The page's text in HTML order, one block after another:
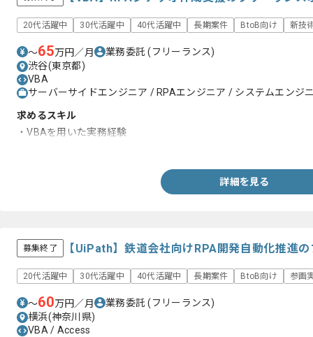
20代活躍中 30代活躍中 40代活躍中 長期案件 BtoB向け 新技
〜65万円／月 業務委託(フリーランス)
渋谷(東京都)
VBA
サーバーサイドエンジニア / RPAエンジニア / システムエンジ
求めるスキル
・VBAを用いた実務経験
詳細を見る
募集終了 【UiPath】鉄道会社向けRPA開発自動化推進
20代活躍中 30代活躍中 40代活躍中 長期案件 BtoB向け 参画
〜60万円／月 業務委託(フリーランス)
横浜(神奈川県)
VBA / Access